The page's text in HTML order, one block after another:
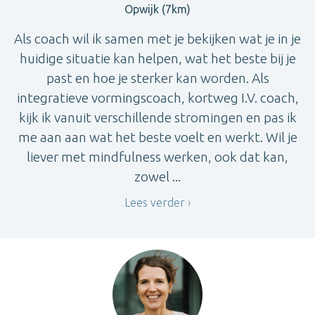
Opwijk (7km)
Als coach wil ik samen met je bekijken wat je in je
huidige situatie kan helpen, wat het beste bij je
past en hoe je sterker kan worden. Als
integratieve vormingscoach, kortweg I.V. coach,
kijk ik vanuit verschillende stromingen en pas ik
me aan aan wat het beste voelt en werkt. Wil je
liever met mindfulness werken, ook dat kan,
zowel ...
Lees verder